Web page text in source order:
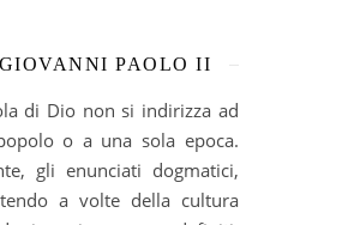
PAOLO II
o a una sola epoca.
gli enunciati dogmatici,
a volte della cultura